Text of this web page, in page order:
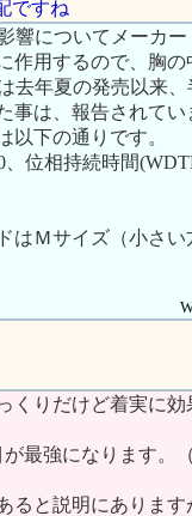
ですね
響についてメーカ
作用するので、胸
去年夏の発売以来
事は、報告されて
以下の通りです。
、位相持続時間
はＭサイズ（小さ
くりだけど着実に
最強になります。
ると説明にありま